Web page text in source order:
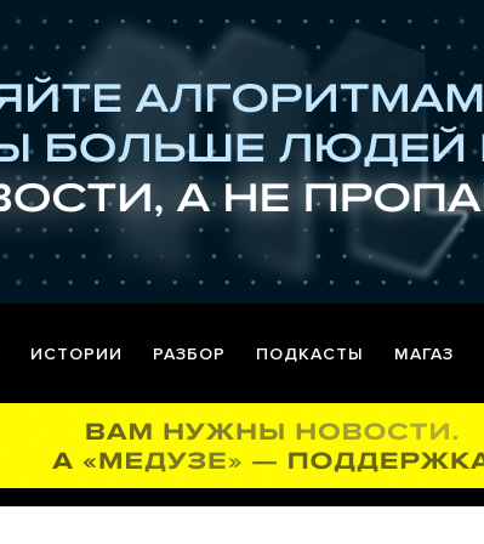
ИСТОРИИ РАЗБОР ПОДКАСТЫ МАГАЗ